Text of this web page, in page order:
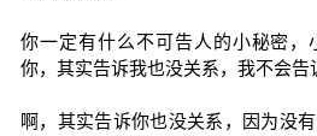
你一定有什么不可告人的小秘密，
你，其实告诉我也没关系，我不会告
啊，其实告诉你也没关系，因为没